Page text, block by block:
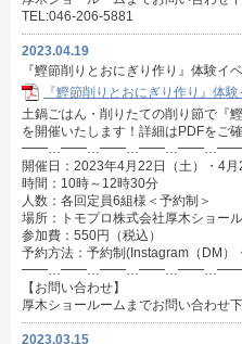
TEL:046-206-5881
2023.04.19
『鰹節削りとおにぎり作り』体験イ
『鰹節削りとおにぎり作り』体験
土鍋ごはん・削りたての削り節で『
を開催いたします！詳細はPDFをご確
開催日：2023年4月22日（土）・4月
時間：10時～12時30分
人数：各回定員6組様＜予約制＞
場所：トモプロ株式会社厚木ショー
参加費：550円（税込）
予約方法：予約制(Instagram（DM）
【お問い合わせ】
厚木ショールームまでお問い合わせ下
2023.03.15